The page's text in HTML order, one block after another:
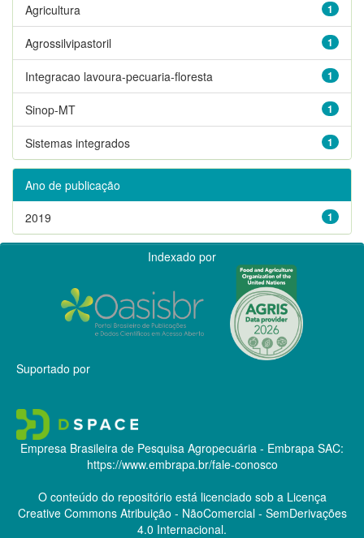
1
Agricultura
1
Agrossilvipastoril
1
Integracao lavoura-pecuaria-floresta
1
Sinop-MT
1
Sistemas integrados
Ano de publicação
1
2019
Indexado por
Suportado por
Empresa Brasileira de Pesquisa Agropecuária - Embrapa SAC:
https://www.embrapa.br/fale-conosco
O conteúdo do repositório está licenciado sob a Licença
Creative CommonsAtribuição - NãoComercial - SemDerivações
4.0 Internacional.